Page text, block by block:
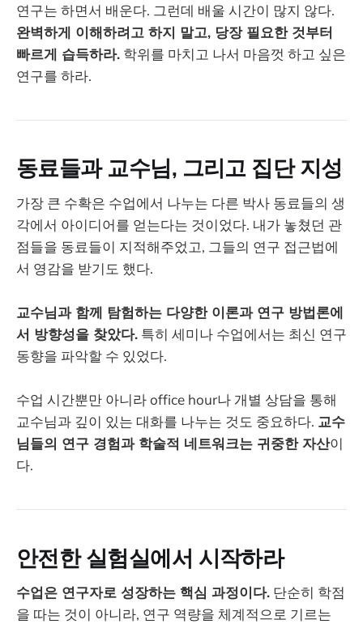
연구는 하면서 배운다. 그런데 배울 시간이 많지 않다.
완벽하게 이해하려고 하지 말고, 당장 필요한 것부터
빠르게 습득하라. 학위를 마치고 나서 마음껏 하고 싶은
연구를 하라.
동료들과 교수님, 그리고 집단 지성
가장 큰 수확은 수업에서 나누는 다른 박사 동료들의 생
각에서 아이디어를 얻는다는 것이었다. 내가 놓쳤던 관
점들을 동료들이 지적해주었고, 그들의 연구 접근법에
서 영감을 받기도 했다.
교수님과 함께 탐험하는 다양한 이론과 연구 방법론에
서 방향성을 찾았다. 특히 세미나 수업에서는 최신 연구
동향을 파악할 수 있었다.
수업 시간뿐만 아니라 office hour나 개별 상담을 통해
교수님과 깊이 있는 대화를 나누는 것도 중요하다. 교수
님들의 연구 경험과 학술적 네트워크는 귀중한 자산이
다.
안전한 실험실에서 시작하라
수업은 연구자로 성장하는 핵심 과정이다. 단순히 학점
을 따는 것이 아니라, 연구 역량을 체계적으로 기르는